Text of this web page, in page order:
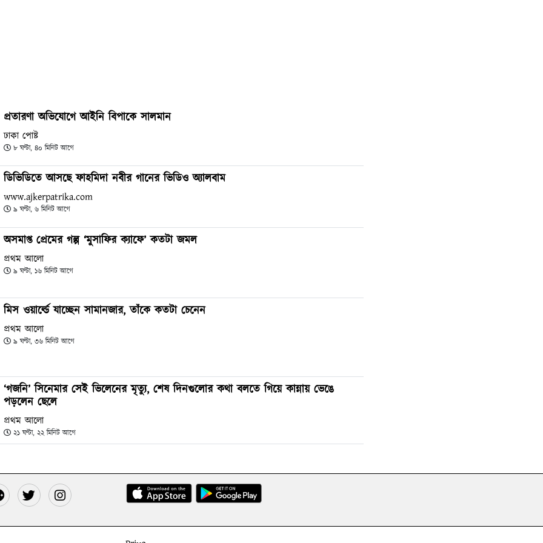
প্রতারণা অভিযোগে আইনি বিপাকে সালমান
ঢাকা পোষ্ট
৮ ঘণ্টা, ৪০ মিনিট আগে
ডিভিডিতে আসছে ফাহমিদা নবীর গানের ভিডিও অ্যালবাম
www.ajkerpatrika.com
৯ ঘণ্টা, ৬ মিনিট আগে
অসমাপ্ত প্রেমের গল্প ‘মুসাফির ক্যাফে’ কতটা জমল
প্রথম আলো
৯ ঘণ্টা, ১৬ মিনিট আগে
মিস ওয়ার্ল্ডে যাচ্ছেন সামানজার, তাঁকে কতটা চেনেন
প্রথম আলো
৯ ঘণ্টা, ৩৬ মিনিট আগে
‘গজনি’ সিনেমার সেই ভিলেনের মৃত্যু, শেষ দিনগুলোর কথা বলতে গিয়ে কান্নায় ভেঙে
পড়লেন ছেলে
প্রথম আলো
২১ ঘণ্টা, ২২ মিনিট আগে